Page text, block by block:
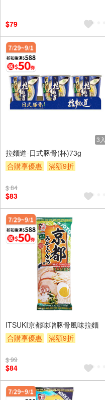
$79
3入
拉麵道-日式豚骨(杯)73g
合購享優惠
滿額9折
$ 84
$83
ITSUKI京都味噌豚骨風味拉麵
合購享優惠
滿額9折
$ 99
$84